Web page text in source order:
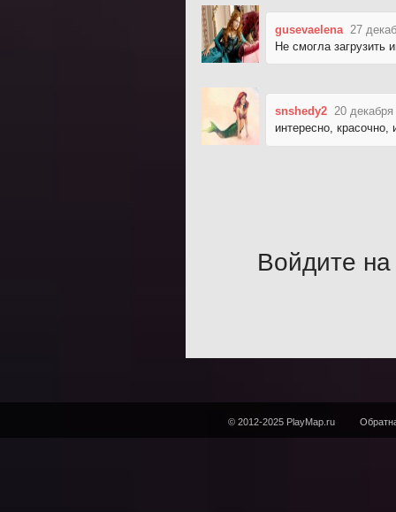
gusevaelena 27
Не смогла загрузить
snshedy2 20
интересно,
Войдите на
© 2012-2025 PlayMap.ru